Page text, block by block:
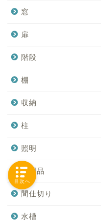
窓
扉
階段
棚
収納
柱
照明
調理品
間仕切り
水槽
目次へ